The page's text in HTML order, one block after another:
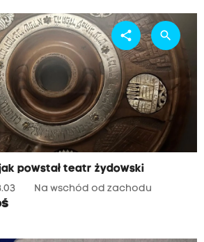
powstał teatr żydowski
Na wschód od zachodu
share search